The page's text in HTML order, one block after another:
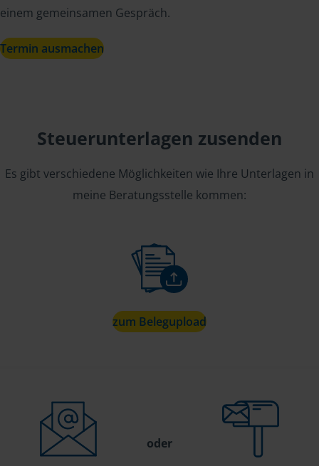
einem gemeinsamen Gespräch.
Termin ausmachen
Steuerunterlagen zusenden
Es gibt verschiedene Möglichkeiten wie Ihre Unterlagen in
meine Beratungsstelle kommen:
zum Belegupload
oder